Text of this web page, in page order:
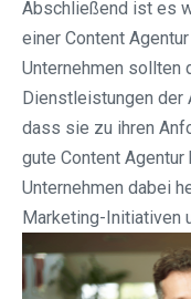
Abschließend ist es
einer Content
Unternehmen sollten
Dienstleistungen der
dass sie zu ihren
gute Content Agentur
Unternehmen dabei
Marketing-Initiativen